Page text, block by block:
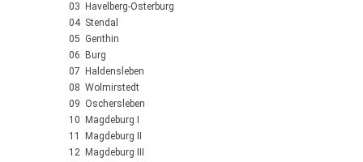
03 Havelberg-Osterburg
04 Stendal
05 Genthin
06 Burg
07 Haldensleben
08 Wolmirstedt
09 Oschersleben
10 Magdeburg I
11 Magdeburg II
12 Magdeburg III